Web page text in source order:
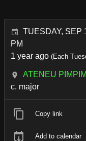
TUESDAY, SEP
PM
1 year ago (Each
ATENEU PIMPIM
c. major
Copy link
Add to calendar